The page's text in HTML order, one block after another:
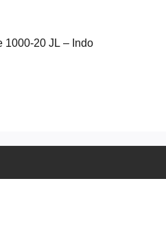
1000-20 JL – Indo